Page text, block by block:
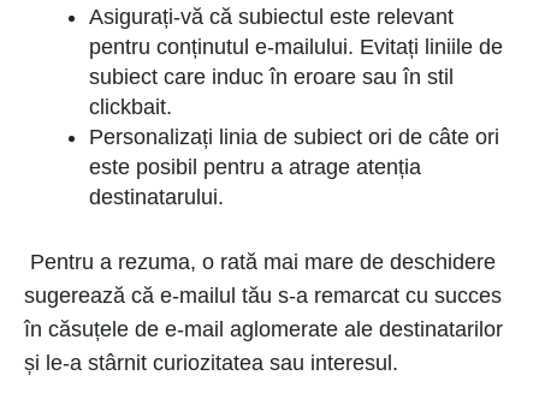
Asigurați-vă că subiectul este relevant
pentru conținutul e-mailului. Evitați liniile de
subiect care induc în eroare sau în stil
clickbait.
Personalizați linia de subiect ori de câte ori
este posibil pentru a atrage atenția
destinatarului.
Pentru a rezuma, o rată mai mare de deschidere
sugerează că e-mailul tău s-a remarcat cu succes
în căsuțele de e-mail aglomerate ale destinatarilor
și le-a stârnit curiozitatea sau interesul.